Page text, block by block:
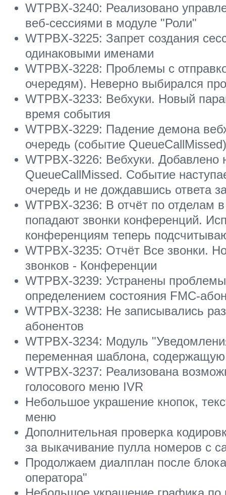
WTPBX-3240: Реализовано
веб-сессиями в модуле "Роли"
WTPBX-3225: Запрет создания
одинаковыми именами
WTPBX-3228: Проблемы с
очередям). Неверно выбирался
WTPBX-3233: Вебхуки. Новый
время события
WTPBX-3229: Падение демона
очередь (событие QueueCallMissed)
WTPBX-3226: Вебхуки. Добавлено
QueueCallMissed. Событие
очередь и не дождавшись ответа
WTPBX-3236: В отчёт по отделам
попадают звонки конференций.
конференциям теперь
WTPBX-3235: Отчёт Все звонки.
звонков - Конференции
WTPBX-3239: Устранены
определением состояния FMC-
WTPBX-3238: Не записывались
абонентов
WTPBX-3234: Модуль
переменная шаблона,
WTPBX-3237: Реализована
голосового меню IVR
Небольшое украшение кнопок,
меню
Дополнительная проверка
за выкачивание пулла номеров с
Продолжаем диалплан после
оператора"